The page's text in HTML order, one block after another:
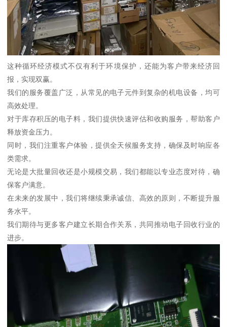
这种循环经济模式不仅有利于环境保护，还能为客户带来经济回
报，实现双赢。
我们的服务覆盖广泛，从常见的电子元件到复杂的机电设备，均可
高效处理。
对于库存积压的电子料，我们提供快速评估和收购服务，帮助客户
释放资金压力。
同时，我们注重客户体验，提供全天候服务支持，确保及时响应各
类需求。
无论是大批量回收还是小规模交易，我们都能以专业态度对待，确
保客户满意。
在未来的发展中，我们将继续秉承诚信、高效的原则，不断提升服
务水平。
我们期待与更多客户建立长期合作关系，共同推动电子回收行业的
进步。